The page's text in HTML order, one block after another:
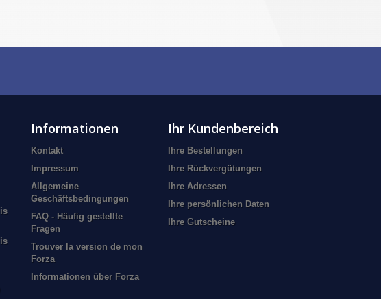
Informationen
Kontakt
Impressum
Allgemeine
Geschäftsbedingungen
FAQ - Häufig gestellte
Fragen
Trouver la version de mon
Forza
Informationen über Forza
Ihr Kundenbereich
Ihre Bestellungen
Ihre Rückvergütungen
Ihre Adressen
Ihre persönlichen Daten
Ihre Gutscheine